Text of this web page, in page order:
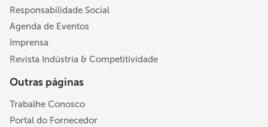
Responsabilidade Social
Agenda de Eventos
Imprensa
Revista Indústria & Competitividade
Outras páginas
Trabalhe Conosco
Portal do Fornecedor